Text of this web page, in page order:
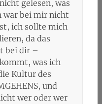
gelesen, was
war bei mir nicht
ich sollte mich
da das
bei dir –
was ich
Kultur des
und
wer oder wer